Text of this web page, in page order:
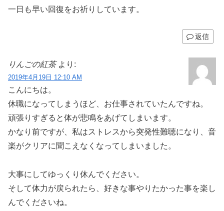
一日も早い回復をお祈りしています。
返信
りんごの紅茶 より:
2019年4月19日 12:10 AM
こんにちは。
休職になってしまうほど、お仕事されていたんですね。
頑張りすぎると体が悲鳴をあげてしまいます。
かなり前ですが、私はストレスから突発性難聴になり、音
楽がクリアに聞こえなくなってしまいました。
大事にしてゆっくり休んでください。
そして体力が戻られたら、好きな事やりたかった事を楽し
んでくださいね。